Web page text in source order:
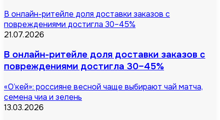
В онлайн-ритейле доля доставки заказов с
повреждениями достигла 30–45%
21.07.2026
В онлайн-ритейле доля доставки заказов с
повреждениями достигла 30–45%
«О’кей»: россияне весной чаще выбирают чай матча,
семена чиа и зелень
13.03.2026